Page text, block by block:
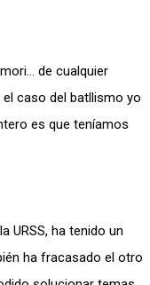
de cualquier
caso del batllismo yo
es que teníamos
URSS, ha tenido un
ha fracasado el otro